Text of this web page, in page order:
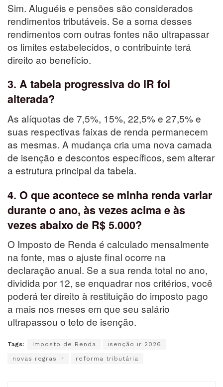
Sim. Aluguéis e pensões são considerados
rendimentos tributáveis. Se a soma desses
rendimentos com outras fontes não ultrapassar
os limites estabelecidos, o contribuinte terá
direito ao benefício.
3. A tabela progressiva do IR foi
alterada?
As alíquotas de 7,5%, 15%, 22,5% e 27,5% e
suas respectivas faixas de renda permanecem
as mesmas. A mudança cria uma nova camada
de isenção e descontos específicos, sem alterar
a estrutura principal da tabela.
4. O que acontece se minha renda variar
durante o ano, às vezes acima e às
vezes abaixo de R$ 5.000?
O Imposto de Renda é calculado mensalmente
na fonte, mas o ajuste final ocorre na
declaração anual. Se a sua renda total no ano,
dividida por 12, se enquadrar nos critérios, você
poderá ter direito à restituição do imposto pago
a mais nos meses em que seu salário
ultrapassou o teto de isenção.
Tags: Imposto de Renda isenção ir 2026
novas regras ir reforma tributária